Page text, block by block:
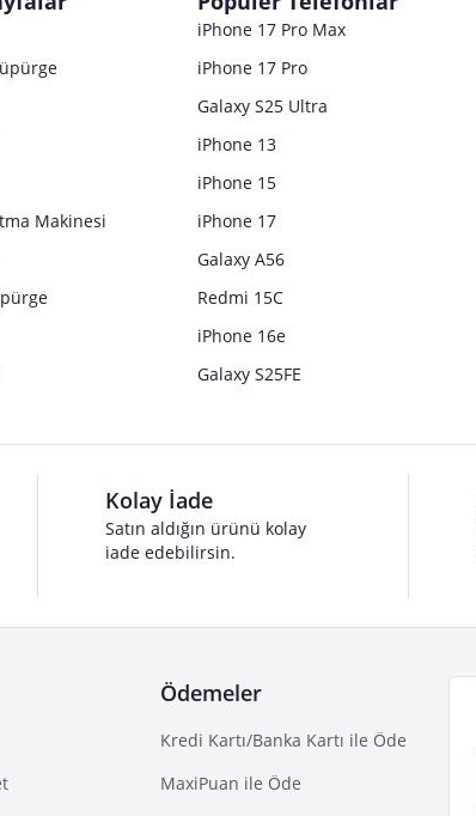
Makinesi
iPhone 17 Pro Max
iPhone 17 Pro
Galaxy S25 Ultra
iPhone 13
iPhone 15
iPhone 17
Galaxy A56
Redmi 15C
iPhone 16e
Galaxy S25FE
Kolay İade
Satın aldığın ürünü kolay
iade edebilirsin.
Ödemeler
Kredi Kartı/Banka Kartı ile Öde
MaxiPuan ile Öde